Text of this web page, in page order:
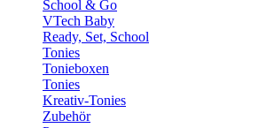
School & Go
VTech Baby
Ready, Set, School
Tonies
Tonieboxen
Tonies
Kreativ-Tonies
Zubehör